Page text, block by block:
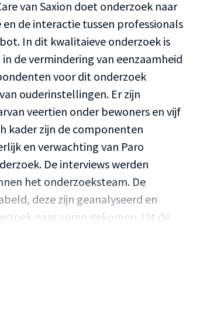
van Saxion doet onderzoek naar
de interactie tussen professionals
In dit kwalitaieve onderzoek is
de vermindering van eenzaamheid
voor dit onderzoek
ouderinstellingen. Er zijn
veertien onder bewoners en vijf
kader zijn de componenten
en verwachting van Paro
De interviews werden
het onderzoeksteam. De
deze zijn geanalyseerd en
naar voren gekomen. Uit de
gekomen dat zij meer functies,
dat Paro wel effectief is